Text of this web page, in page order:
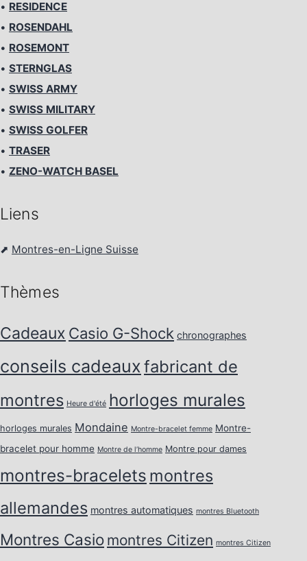
• RESIDENCE
• ROSENDAHL
• ROSEMONT
• STERNGLAS
• SWISS ARMY
• SWISS MILITARY
• SWISS GOLFER
• TRASER
• ZENO-WATCH BASEL
Liens
⬈ Montres-en-Ligne Suisse
Thèmes
Cadeaux Casio G-Shock chronographes
conseils cadeauxfabricant de
montres Heure d'été horloges murales
horloges murales Mondaine Montre-bracelet femme Montre-
bracelet pour homme Montre de l’homme Montre pour dames
montres-bracelets montres
allemandes montres automatiques montres Bluetooth
Montres Casio montres Citizen montres Citizen